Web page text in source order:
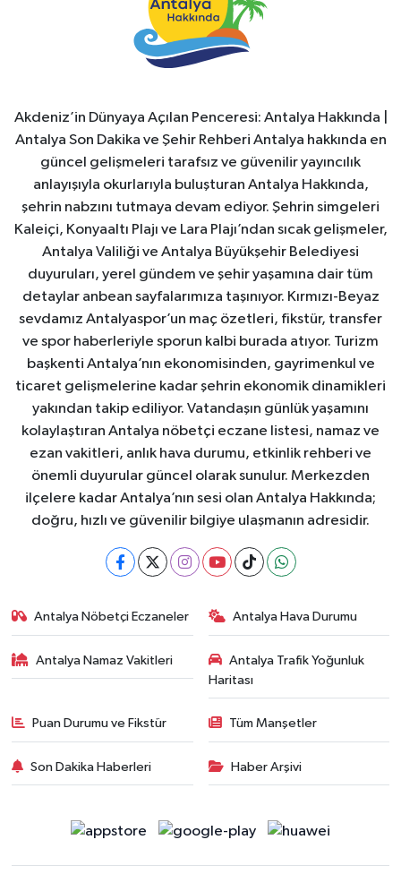
Akdeniz’in Dünyaya Açılan Penceresi: Antalya Hakkında |
Antalya Son Dakika ve Şehir Rehberi Antalya hakkında en
güncel gelişmeleri tarafsız ve güvenilir yayıncılık
anlayışıyla okurlarıyla buluşturan Antalya Hakkında,
şehrin nabzını tutmaya devam ediyor. Şehrin simgeleri
Kaleiçi, Konyaaltı Plajı ve Lara Plajı’ndan sıcak gelişmeler,
Antalya Valiliği ve Antalya Büyükşehir Belediyesi
duyuruları, yerel gündem ve şehir yaşamına dair tüm
detaylar anbean sayfalarımıza taşınıyor. Kırmızı-Beyaz
sevdamız Antalyaspor’un maç özetleri, fikstür, transfer
ve spor haberleriyle sporun kalbi burada atıyor. Turizm
başkenti Antalya’nın ekonomisinden, gayrimenkul ve
ticaret gelişmelerine kadar şehrin ekonomik dinamikleri
yakından takip ediliyor. Vatandaşın günlük yaşamını
kolaylaştıran Antalya nöbetçi eczane listesi, namaz ve
ezan vakitleri, anlık hava durumu, etkinlik rehberi ve
önemli duyurular güncel olarak sunulur. Merkezden
ilçelere kadar Antalya’nın sesi olan Antalya Hakkında;
doğru, hızlı ve güvenilir bilgiye ulaşmanın adresidir.
Antalya Nöbetçi Eczaneler Antalya Hava Durumu
Antalya Namaz Vakitleri
Antalya Trafik Yoğunluk
Haritası
Puan Durumu ve Fikstür Tüm Manşetler
Son Dakika Haberleri Haber Arşivi